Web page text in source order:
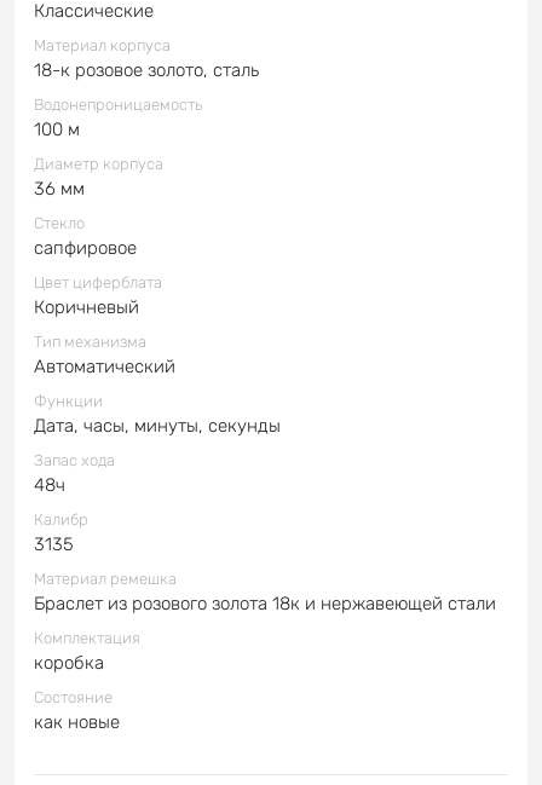
Классические
Материал корпуса
18-к розовое золото, сталь
Водонепроницаемость
100 м
Диаметр корпуса
36 мм
Стекло
сапфировое
Цвет циферблата
Коричневый
Тип механизма
Автоматический
Функции
Дата, часы, минуты, секунды
Запас хода
48ч
Калибр
3135
Материал ремешка
Браслет из розового золота 18к и нержавеющей стали
Комплектация
коробка
Состояние
как новые